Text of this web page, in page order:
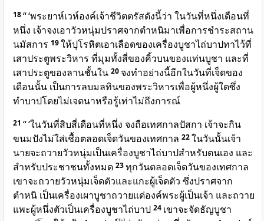
18“ ‘พระยาห์เวห์องค์เจ้าชีวิตตรัสดังนี้ว่า ในวันที่หนึ่งเดือนที่
หนึ่ง เจ้าจงเอาวัวหนุ่มปราศจากตำหนิมาเพื่อการชำระสถาน
นมัสการ 19ให้ปุโรหิตเอาเลือดของเครื่องบูชาไถ่บาปทาไว้ที่
เสาประตูพระวิหาร ที่มุมทั้งสี่ของคิ้วบนของแท่นบูชา และที่
เสาประตูของลานชั้นใน 20 จงทำอย่างนี้อีกในวันที่เจ็ดของ
เดือนนั้น เป็นการลบมลทินของพระวิหารเพื่อผู้หนึ่งผู้ใดซึ่ง
ทำบาปโดยไม่เจตนาหรือรู้เท่าไม่ถึงการณ์
21 “ ‘ในวันที่สิบสี่เดือนที่หนึ่ง จงถือเทศกาลปัสกา เจ้าจะกิน
ขนมปังไม่ใส่เชื้อตลอดเจ็ดวันของเทศกาล 22ในวันนั้นเจ้า
นายจะถวายวัวหนุ่มเป็นเครื่องบูชาไถ่บาปสำหรับตนเอง และ
สำหรับประชาชนทั้งหมด 23ทุกวันตลอดเจ็ดวันของเทศกาล
เขาจะถวายวัวหนุ่มเจ็ดตัวและแกะผู้เจ็ดตัว ซึ่งปราศจาก
ตำหนิ เป็นเครื่องเผาบูชาถวายแด่องค์พระผู้เป็นเจ้า และถวาย
แพะผู้หนึ่งตัวเป็นเครื่องบูชาไถ่บาป 24 เขาจะจัดธัญบูชา